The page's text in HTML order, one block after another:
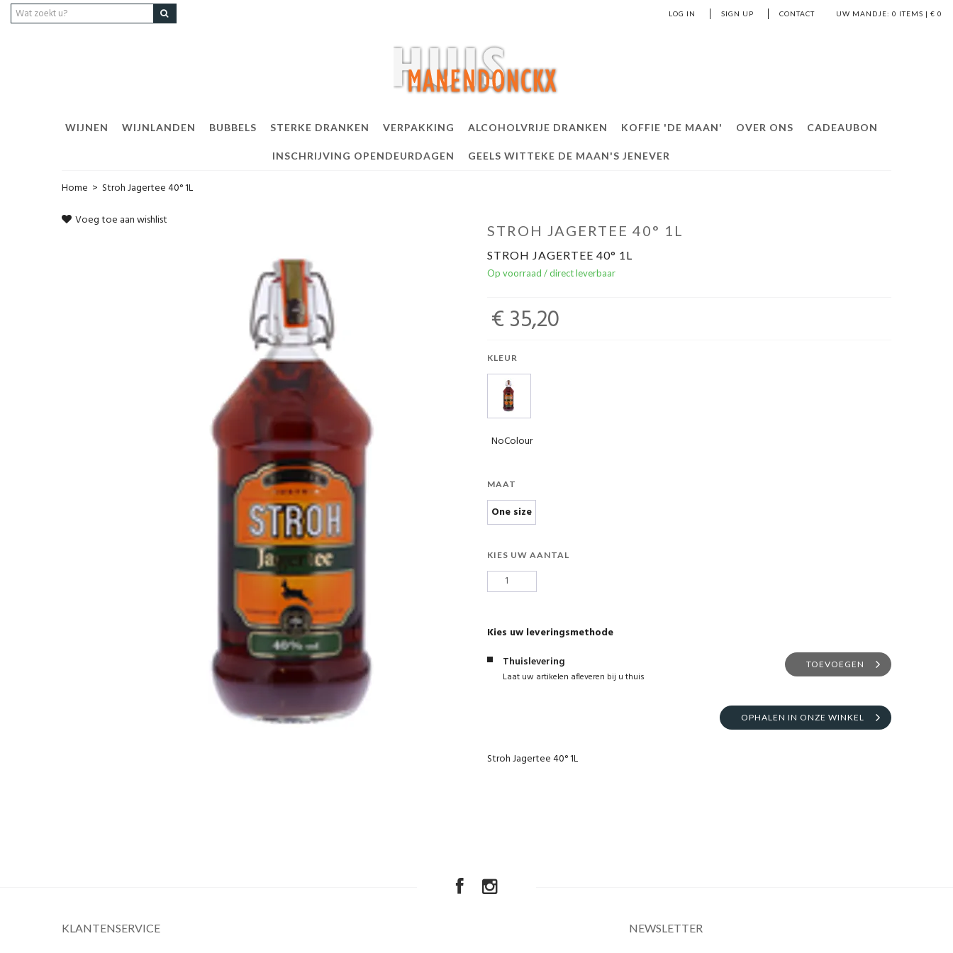
UW MANDJE: 0 ITEMS | € 0
LOG IN SIGN UP CONTACT
WIJNEN WIJNLANDEN BUBBELS STERKE DRANKEN VERPAKKING ALCOHOLVRIJE DRANKEN KOFFIE 'DE MAAN' OVER ONS CADEAUBON
INSCHRIJVING OPENDEURDAGEN GEELS WITTEKE DE MAAN'S JENEVER
Home > Stroh Jagertee 40° 1L
Voeg toe aan wishlist
STROH JAGERTEE 40° 1L
STROH JAGERTEE 40° 1L
Op voorraad / direct leverbaar
€ 35,20
KLEUR
NoColour
MAAT
One size
KIES UW AANTAL
Kies uw leveringsmethode
Thuislevering
Laat uw artikelen afleveren bij u thuis
TOEVOEGEN
OPHALEN IN ONZE WINKEL
Stroh Jagertee 40° 1L
KLANTENSERVICE NEWSLETTER